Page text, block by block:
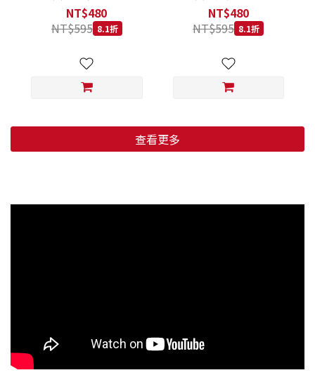
低穀鱈魚甜橙 小顆粒 800G
NT$480
NT$595 8.1折
羊肉藍莓 小顆粒 800G
NT$480
NT$595 8.1折
查看更多